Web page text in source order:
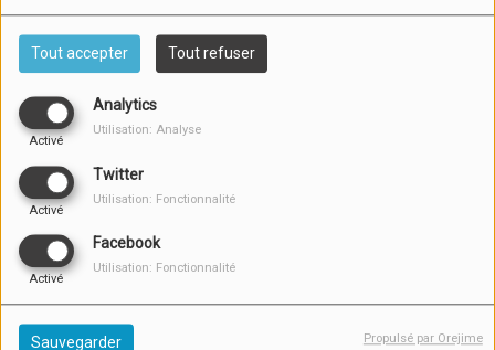
Tout accepter Tout refuser
Analytics
Activé
Utilisation: Analyse
Twitter
Activé
Utilisation: Fonctionnalité
Facebook
Activé
Utilisation: Fonctionnalité
Sauvegarder Propulsé par Orejime
DU LUNDI AU VENDREDI, DE 06:00 À 12:00
La Belle Vie !
De la musique et du direct avec Fred chaque matins de 6h à
12h. De Toulon à Sanary sur mer
Info nationale